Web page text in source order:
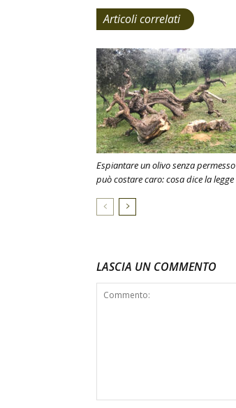
Articoli correlati
Espiantare un olivo senza permesso
può costare caro: cosa dice la legge
LASCIA UN COMMENTO